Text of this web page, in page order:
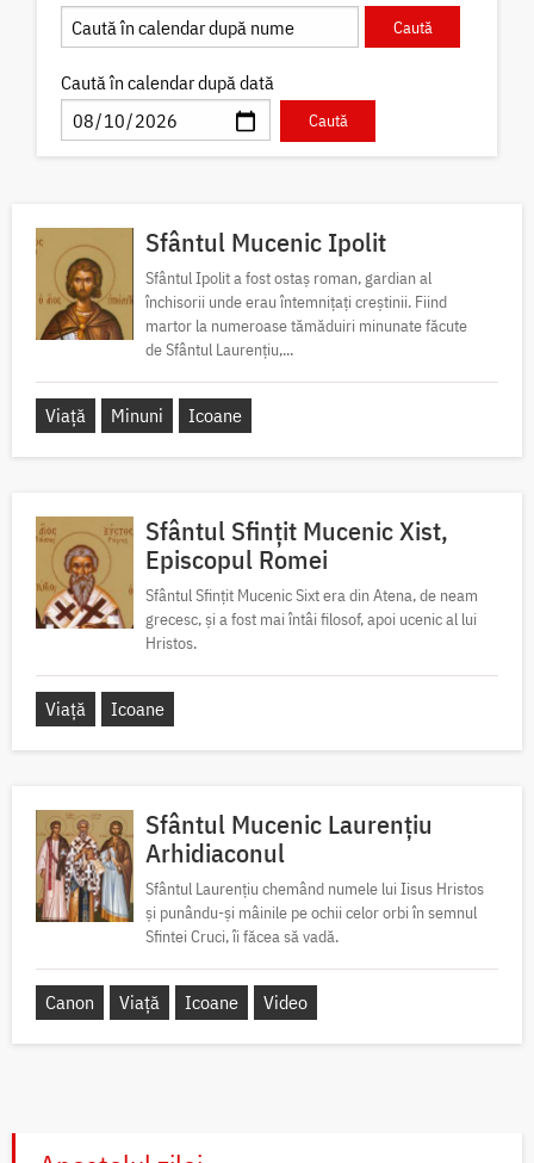
Caută în calendar după dată
Sfântul Mucenic Ipolit
Sfântul Ipolit a fost ostaș roman, gardian al
închisorii unde erau întemnițați creștinii. Fiind
martor la numeroase tămăduiri minunate făcute
de Sfântul Laurențiu,...
Viață Minuni Icoane
Sfântul Sfințit Mucenic Xist,
Episcopul Romei
Sfântul Sfințit Mucenic Sixt era din Atena, de neam
grecesc, și a fost mai întâi filosof, apoi ucenic al lui
Hristos.
Viață Icoane
Sfântul Mucenic Laurențiu
Arhidiaconul
Sfântul Laurențiu chemând numele lui Iisus Hristos
și punându-și mâinile pe ochii celor orbi în semnul
Sfintei Cruci, îi făcea să vadă.
Canon Viață Icoane Video